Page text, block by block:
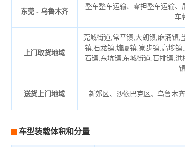
东莞 - 乌鲁木齐
整车整车运输、零担整车运输、
车
上门取货地域
莞城街道,常平镇,大朗镇,麻涌镇,
镇,石龙镇,塘厦镇,寮步镇,高埗
石镇,东坑镇,东城街道,石排镇,
送货上门地域 新郊区、沙依巴克区、乌鲁木
车型装载体积和分量